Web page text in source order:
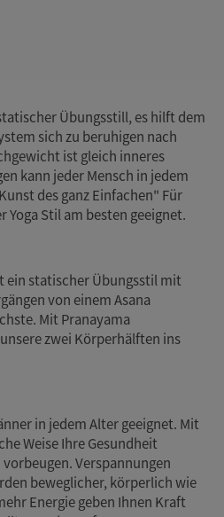
Übungsstill, es hilft dem
sich zu beruhigen nach
ist gleich inneres
kann jeder Mensch in jedem
des ganz Einfachen" Für
Yoga Stil am besten geeignet.
ein statischer Übungsstil mit
von einem Asana
Mit Pranayama
zwei Körperhälften ins
in jedem Alter geeignet. Mit
Weise Ihre Gesundheit
Verspannungen
beweglicher, körperlich wie
Energie geben Ihnen Kraft